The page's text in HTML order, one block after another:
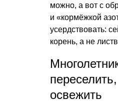
можно, а вот с
и «кормёжкой
усердствовать:
корень, а не
освежить